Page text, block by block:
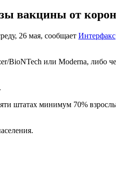
вакцины от
26 мая, сообщает Интерфакс
или Moderna, либо
штатах минимум 70%